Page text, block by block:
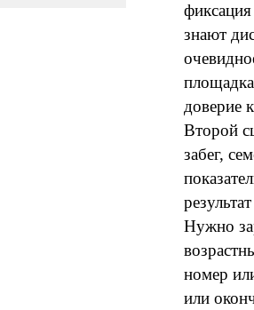
знают
площадка
доверие
Второй
забег,
Нужно
номер
или